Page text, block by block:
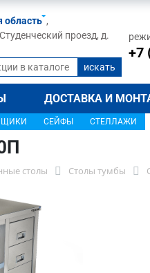
область ,
проезд, д.
+7
ДОСТАВКА И
СЕЙФЫ СТЕЛЛАЖИ
столы Столы тумбы